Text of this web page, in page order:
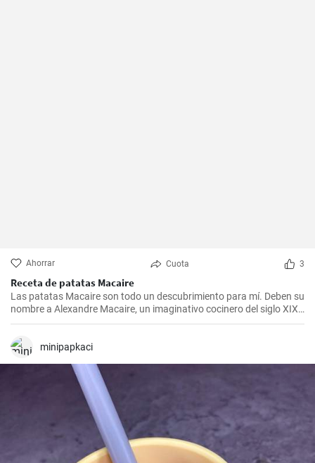
Ahorrar Cuota 3
Receta de patatas Macaire
Las patatas Macaire son todo un descubrimiento para mí. Deben su
nombre a Alexandre Macaire, un imaginativo cocinero del siglo XIX.
Este plato de patatas de sabor exquisito es en realidad muy sencillo
cocinar con mi familia los fines de semana, cuando podemos
¡tendrás una sabrosa receta de guarnición en tu repertorio culinario
en un abrir y cerrar de ojos!
minipapkaci